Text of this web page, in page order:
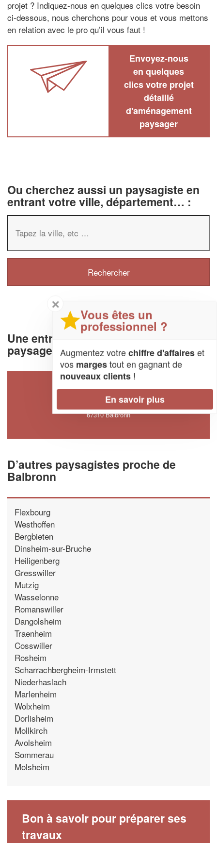
projet ? Indiquez-nous en quelques clics votre besoin
ci-dessous, nous cherchons pour vous et vous mettons
en relation avec le pro qu’il vous faut !
Envoyez-nous
en quelques
clics votre projet
détaillé
d'aménagement
paysager
Ou cherchez aussi un paysagiste en
entrant votre ville, département… :
Une entreprise d'aménagement
paysager à Balbronn (67310)
SOCIÉTÉ PETIT JULES
142 Rue Du Cercle
67310 Balbronn
D’autres paysagistes proche de
Balbronn
Flexbourg
Westhoffen
Bergbieten
Dinsheim-sur-Bruche
Heiligenberg
Gresswiller
Mutzig
Wasselonne
Romanswiller
Dangolsheim
Traenheim
Cosswiller
Rosheim
Scharrachbergheim-Irmstett
Niederhaslach
Marlenheim
Wolxheim
Dorlisheim
Mollkirch
Avolsheim
Sommerau
Molsheim
Bon à savoir pour préparer ses
travaux
✕
Vous êtes un
professionnel ?
Augmentez votrechiffre d'affaireset
vos margestout en gagnant de
nouveaux clients !
En savoir plus